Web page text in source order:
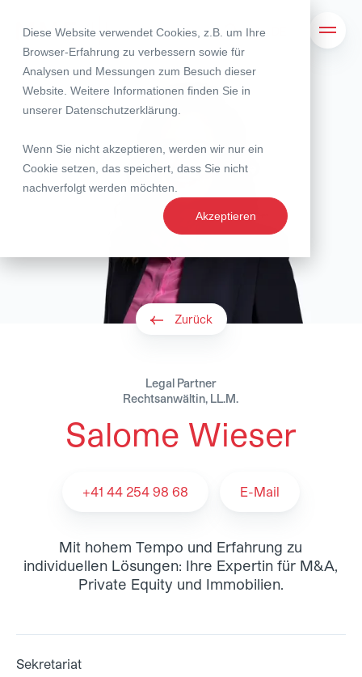
Diese Website verwendet Cookies, z.B. um Ihre
Browser-Erfahrung zu verbessern sowie für
Analysen und Messungen zum Besuch dieser
Website. Weitere Informationen finden Sie in
unserer Datenschutzerklärung
Wenn Sie nicht akzeptieren, werden wir nur ein
Cookie setzen, das speichert, dass Sie nicht
nachverfolgt werden möchten.
Akzeptieren
Suche
Zurück
Legal Partner
Rechtsanwältin, LL.M.
Salome Wieser - Team
Salome Wieser
+41 44 254 98 68 E-Mail
Mit hohem Tempo und Erfahrung zu
individuellen Lösungen: Ihre Expertin für M&A,
Private Equity und Immobilien.
Sekretariat